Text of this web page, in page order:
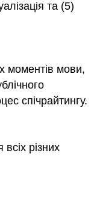
та (5)
моментів мови,
спічрайтингу.
різних